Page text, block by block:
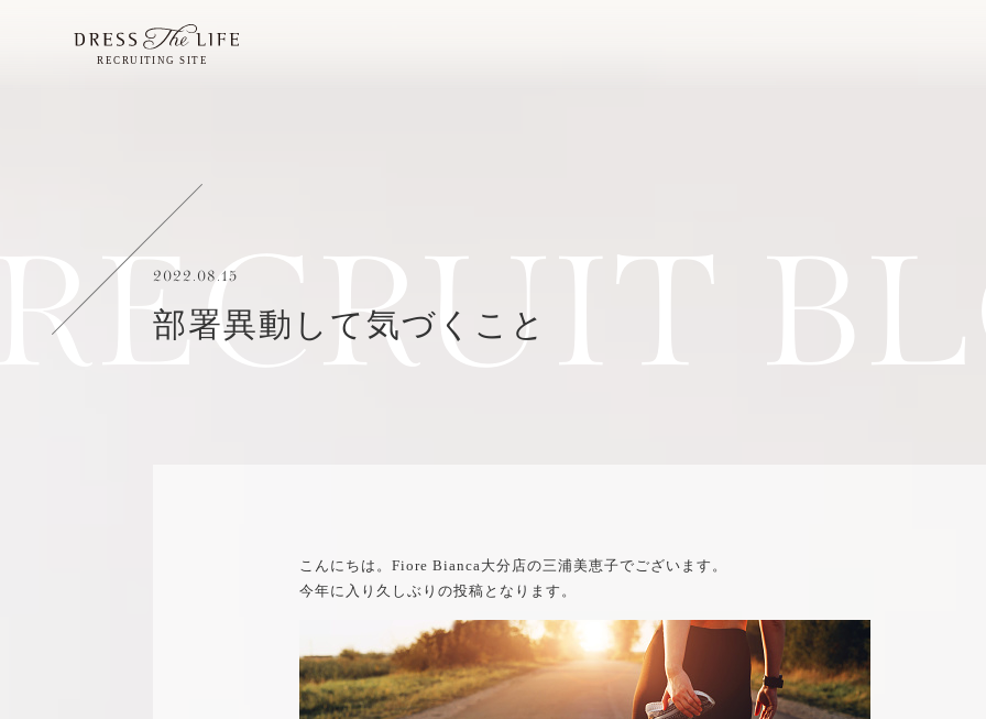
2022.08.15
部署異動して気づくこと
こんにちは。Fiore Bianca大分店の三浦美恵子でございます。
今年に入り久しぶりの投稿となります。